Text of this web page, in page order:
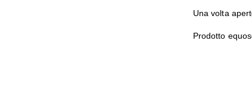
Una volta
Prodotto